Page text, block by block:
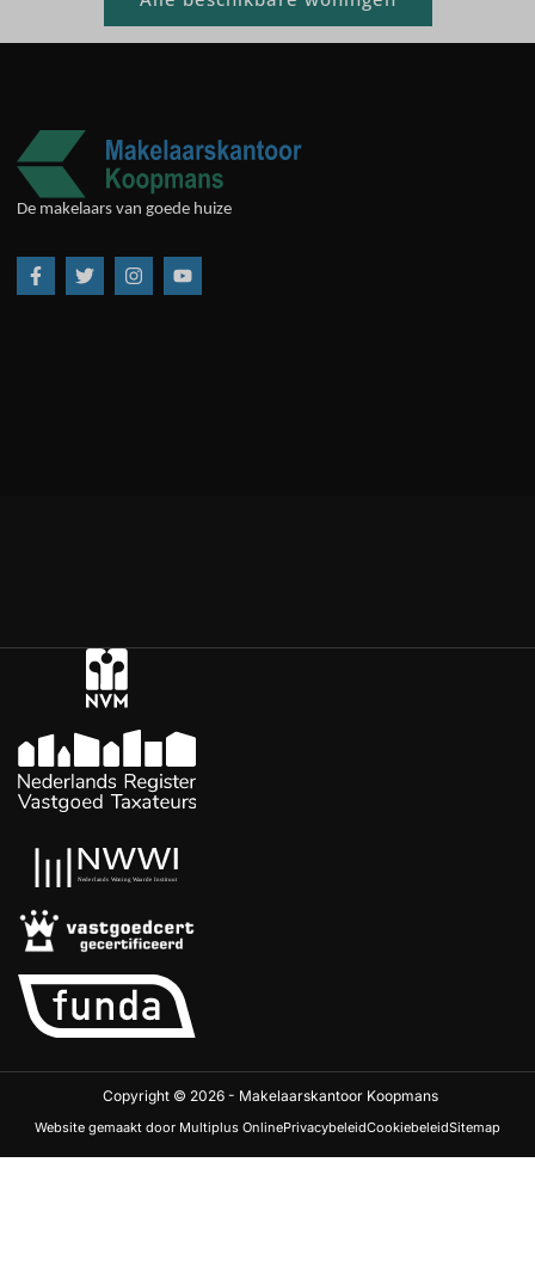
De makelaars van goede huize
Copyright © 2026 - Makelaarskantoor Koopmans
Website gemaakt door Multiplus OnlinePrivacybeleidCookiebeleidSitemap